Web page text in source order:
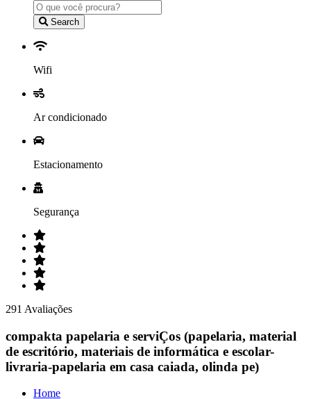
Search
Wifi
Ar condicionado
Estacionamento
Segurança
291 Avaliações
compakta papelaria e serviÇos (papelaria, material
de escritório, materiais de informática e escolar-
livraria-papelaria em casa caiada, olinda pe)
Home